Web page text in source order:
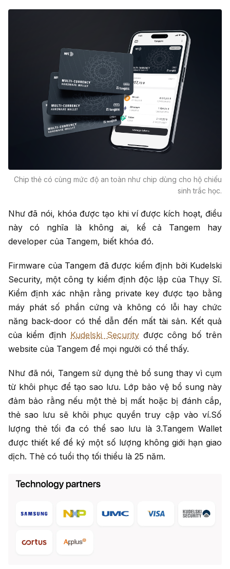
Chip thẻ có cùng mức độ an toàn như chip dùng cho hộ chiếu
sinh trắc học.
Như đã nói, khóa được tạo khi ví được kích hoạt, điều
này có nghĩa là không ai, kể cả Tangem hay
developer của Tangem, biết khóa đó.
Firmware của Tangem đã được kiểm định bởi Kudelski
Security, một công ty kiểm định độc lập của Thụy Sĩ.
Kiểm định xác nhận rằng private key được tạo bằng
máy phát số phần cứng và không có lỗi hay chức
năng back-door có thể dẫn đến mất tài sản. Kết quả
của kiểm định Kudelski Securityđược công bố trên
website của Tangem để mọi người có thể thấy.
Như đã nói, Tangem sử dụng thẻ bổ sung thay vì cụm
từ khôi phục để tạo sao lưu. Lớp bảo vệ bổ sung này
đảm bảo rằng nếu một thẻ bị mất hoặc bị đánh cắp,
thẻ sao lưu sẽ khôi phục quyền truy cập vào ví.Số
lượng thẻ tối đa có thể sao lưu là 3.Tangem Wallet
được thiết kế để ký một số lượng không giới hạn giao
dịch. Thẻ có tuổi thọ tối thiểu là 25 năm.